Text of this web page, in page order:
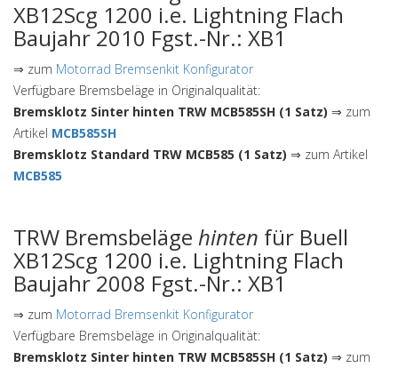
XB12Scg 1200 i.e. Lightning Flach
Baujahr 2010 Fgst.-Nr.: XB1
⇒ zum Motorrad Bremsenkit Konfigurator
Verfügbare Bremsbeläge in Originalqualität:
Bremsklotz Sinter hinten TRW MCB585SH (1 Satz) ⇒ zum
Artikel MCB585SH
Bremsklotz Standard TRW MCB585 (1 Satz) ⇒ zum Artikel
MCB585
TRW Bremsbeläge hinten für Buell
XB12Scg 1200 i.e. Lightning Flach
Baujahr 2008 Fgst.-Nr.: XB1
⇒ zum Motorrad Bremsenkit Konfigurator
Verfügbare Bremsbeläge in Originalqualität:
Bremsklotz Sinter hinten TRW MCB585SH (1 Satz) ⇒ zum